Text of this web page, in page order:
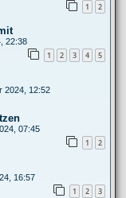
1 2
22:38
1 2 3 4 5
2024, 12:52
07:45
1 2
16:57
1 2 3